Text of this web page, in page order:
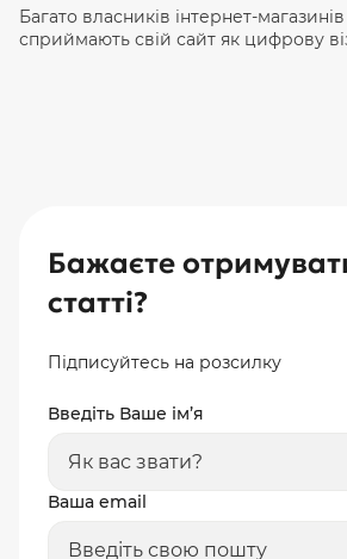
Багато власників інтернет-магазинів
сприймають свій сайт як цифрову
Бажаєте
статті?
Підписуйтесь на розсилку
Введіть Ваше ім’я
Ваша email